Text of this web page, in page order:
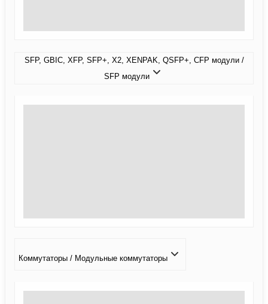
SFP, GBIC, XFP, SFP+, X2, XENPAK, QSFP+, CFP модули /
SFP модули
Коммутаторы / Модульные коммутаторы